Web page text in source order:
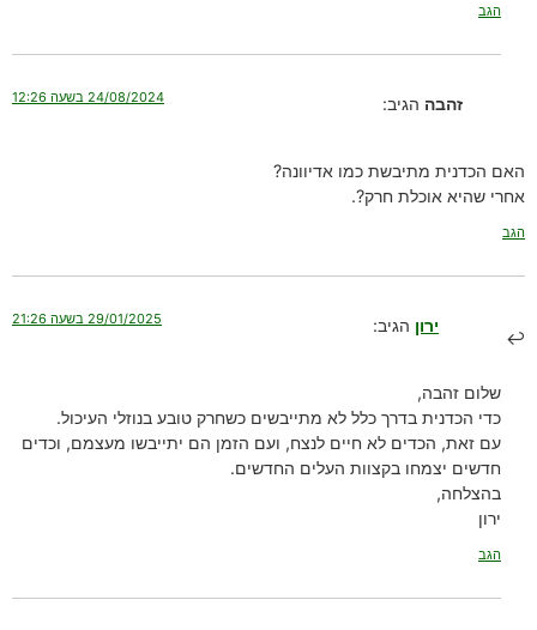
הגב
זהבה הגיב: 24/08/2024 בשעה 12:26
האם הכדנית מתיבשת כמו אדיוונה?
אחרי שהיא אוכלת חרק?.
הגב
ירון הגיב: 29/01/2025 בשעה 21:26
שלום זהבה,
כדי הכדנית בדרך כלל לא מתייבשים כשחרק טובע בנוזלי העיכול.
עם זאת, הכדים לא חיים לנצח, ועם הזמן הם יתייבשו מעצמם, וכדים
חדשים יצמחו בקצוות העלים החדשים.
בהצלחה,
ירון
הגב